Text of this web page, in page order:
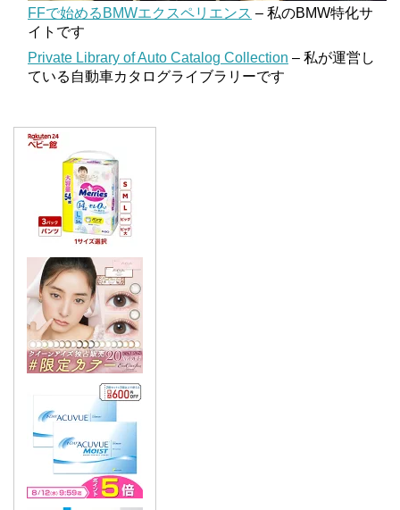
FFで始めるBMWエクスペリエンス – 私のBMW特化サ
イトです
Private Library of Auto Catalog Collection – 私が運営し
ている自動車カタログライブラリーです